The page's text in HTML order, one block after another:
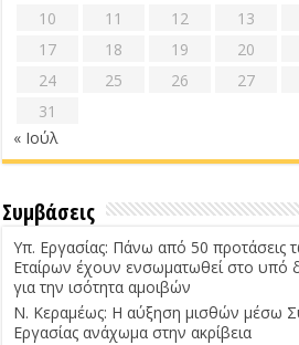
10
11 12 13
17
18 19 20
24
25 26 27
31
« Ιούλ
Συμβάσεις
Υπ. Εργασίας: Πάνω από 50 προτάσεις
Εταίρων έχουν ενσωματωθεί στο υπό
για την ισότητα αμοιβών
Ν. Κεραμέως: Η αύξηση μισθών μέσω
Εργασίας ανάχωμα στην ακρίβεια